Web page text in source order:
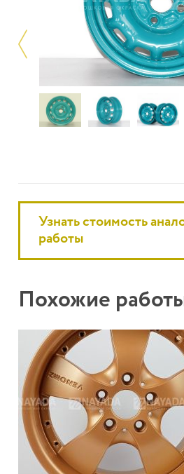
Узнать стоимость
работы
Похожие